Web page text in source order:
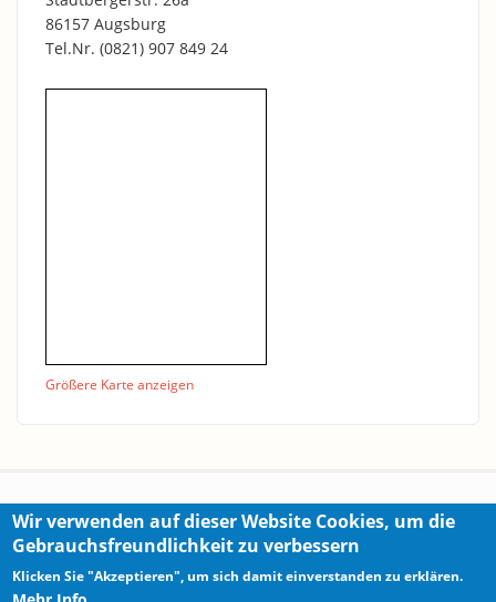
86157 Augsburg
Tel.Nr. (0821) 907 849 24
Größere Karte anzeigen
Правовая информация / Политика
конфиденциальности
Wir verwenden auf dieser Website Cookies, um die
Gebrauchsfreundlichkeit zu verbessern
Klicken Sie "Akzeptieren", um sich damit einverstanden zu erklären.